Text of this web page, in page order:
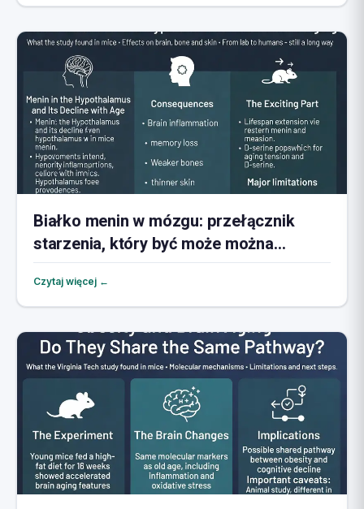
Białko menin w mózgu: przełącznik
starzenia, który być może można
odwrócić
Czytaj więcej ←